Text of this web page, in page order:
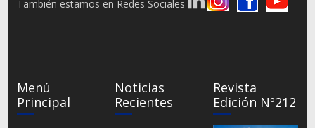
También estamos en Redes Sociales
Menú
Principal
Noticias
Recientes
Revista
Edición Nº212